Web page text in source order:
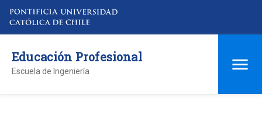
Educación Profesional
Escuela de Ingeniería